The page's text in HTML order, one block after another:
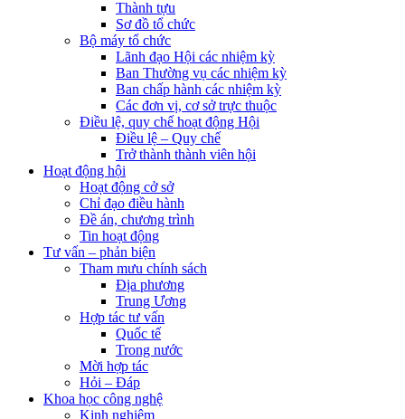
Thành tựu
Sơ đồ tổ chức
Bộ máy tổ chức
Lãnh đạo Hội các nhiệm kỳ
Ban Thường vụ các nhiệm kỳ
Ban chấp hành các nhiệm kỳ
Các đơn vị, cơ sở trực thuộc
Điều lệ, quy chế hoạt động Hội
Điều lệ – Quy chế
Trở thành thành viên hội
Hoạt động hội
Hoạt động cở sở
Chỉ đạo điều hành
Đề án, chương trình
Tin hoạt động
Tư vấn – phản biện
Tham mưu chính sách
Địa phương
Trung Ương
Hợp tác tư vấn
Quốc tế
Trong nước
Mời hợp tác
Hỏi – Đáp
Khoa học công nghệ
Kinh nghiệm